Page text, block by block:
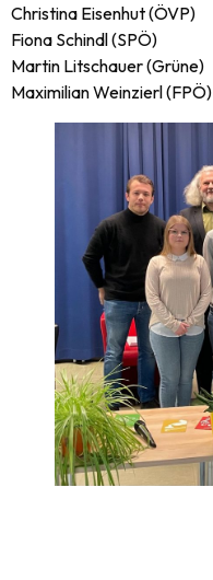
Christina Eisenhut (ÖVP)
Fiona Schindl (SPÖ)
Martin Litschauer (Grüne)
Maximilian Weinzierl (FPÖ)